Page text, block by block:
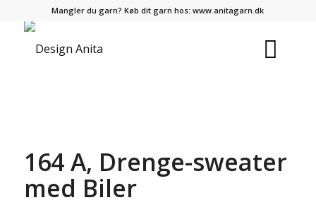
Mangler du garn? Køb dit garn hos:www.anitagarn.dk
164 A, Drenge-sweater
med Biler